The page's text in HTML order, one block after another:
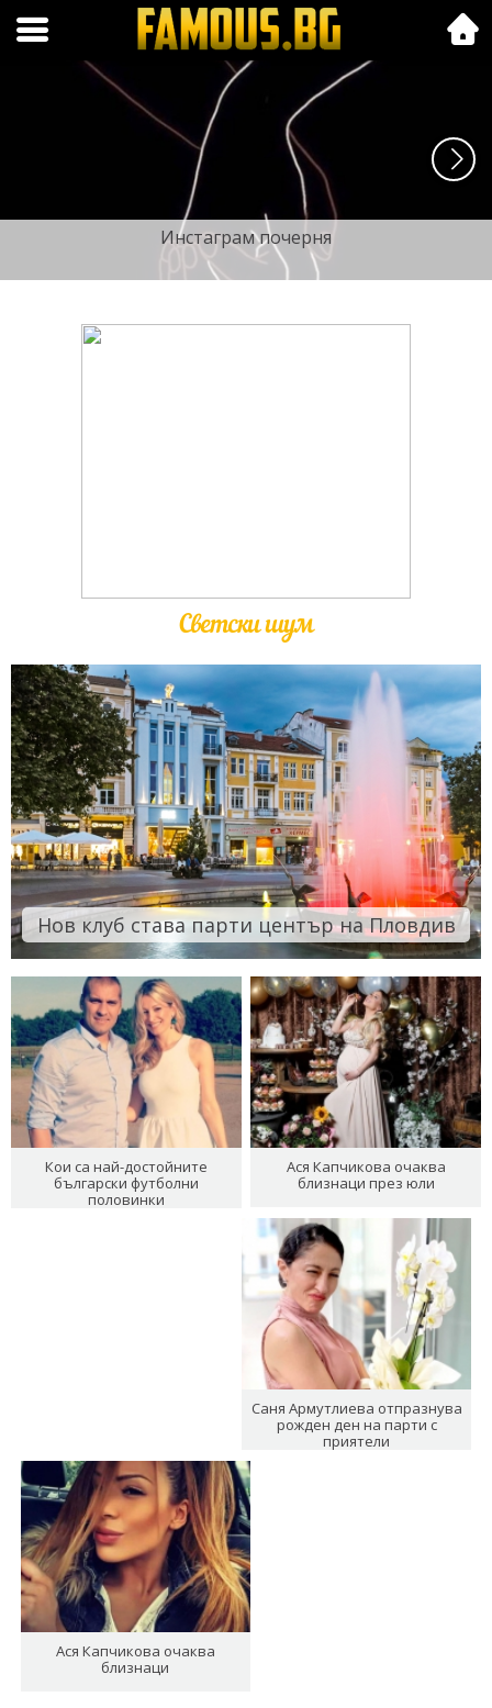
Folk.bg
Инстаграм почерня
Светски шум
Нов клуб става парти център на Пловдив
Кои са най-достойните
български футболни
половинки
Ася Капчикова очаква
близнаци през юли
Саня Армутлиева отпразнува
рожден ден на парти с
приятели
Ася Капчикова очаква
близнаци